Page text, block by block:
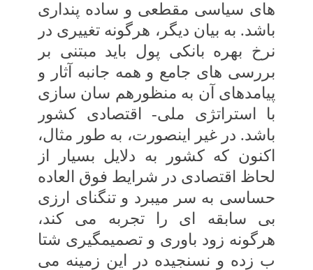
‏های سیاسی مقطعی و ساده‏ پنداری
باشد. به بیان دیگر، هرگونه تغییری در
نرخ بهره بانکی پول باید مبتنی بر
بررسی‏ های جامع و همه ‏جانبه آثار و
پیامدهای‏ آن به منظورهم سان سازی
با استراتژی ملی- اقتصادی‏ کشور
باشد. در غیر اینصورت، به‏ طور مثال،
اکنون‏ که کشور به دلایل بسیار از
لحاظ اقتصادی در شرایط فوق العاده
حساسی به سر می‏برد و تنگنای‏ ارزی
بی‏ سابقه‏ ای را تجربه می‏ کند،
هرگونه‏ زود باوری و تصمیمگیری شتا
ب زده و نسنجیده در این‏ زمینه می‏